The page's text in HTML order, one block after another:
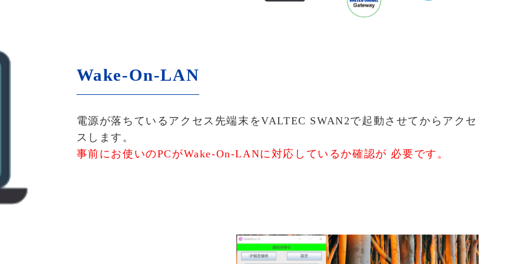
Wake-On-LAN
電源が落ちているアクセス先端末をVALTEC SWAN2で起動させてからアクセ
スします。
事前にお使いのPCがWake-On-LANに対応しているか確認が 必要です。